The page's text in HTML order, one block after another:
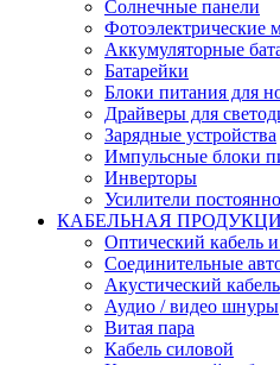
Солнечные панели
Фотоэлектрические
Аккумуляторные
Батарейки
Блоки питания для
Драйверы для
Зарядные устройства
Импульсные блоки
Инверторы
Усилители
КАБЕЛЬНАЯ
Оптический кабель
Соединительные
Акустический кабель
Аудио / видео шнуры
Витая пара
Кабель силовой